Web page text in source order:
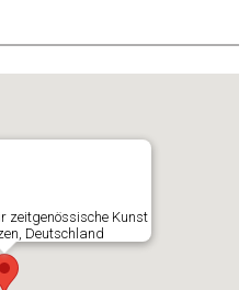
zeitgenössische Kunst
Deutschland